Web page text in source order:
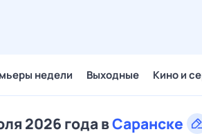
недели Выходные Кино и
2026 года вСаранске